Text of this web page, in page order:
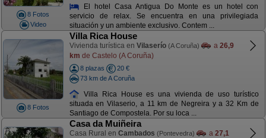
8 Fotos
Video
El hotel Casa Antigua Do Monte es un hotel con
servicio de relax. Se encuentra en una privilegiada
situación y un ambiente exclusivo. Contem ...
8 Fotos
Villa Rica House
Vivienda turística en Vilaserío (A Coruña) a 26,9
km de Castelo (A Coruña)
8 plazas
20 €
73 km de A Coruña
Villa Rica House es una vivienda de uso turístico
situada en Vilaserio, a 11 km de Negreira y a 32 Km de
Santiago de Compostela. Por su loca ...
Casa da Muiñeira
Casa Rural en Cambados (Pontevedra) a 27,1